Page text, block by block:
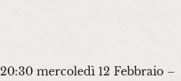
mercoledì 12 Febbraio –